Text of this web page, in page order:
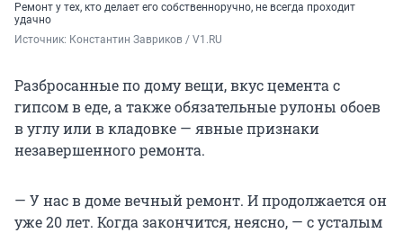
Ремонт у тех, кто делает его собственноручно, не всегда проходит
удачно
Источник: Константин Завриков / V1.RU
Разбросанные по дому вещи, вкус цемента с
гипсом в еде, а также обязательные рулоны обоев
в углу или в кладовке — явные признаки
незавершенного ремонта.
— У нас в доме вечный ремонт. И продолжается он
уже 20 лет. Когда закончится, неясно, — с усталым